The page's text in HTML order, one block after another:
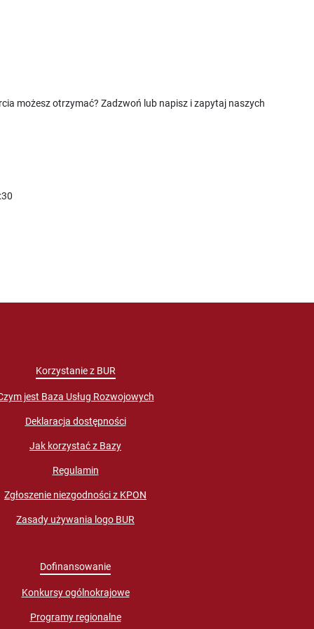
możesz otrzymać? Zadzwoń lub napisz i zapytaj naszych
Korzystanie z BUR
jest Baza Usług Rozwojowych
Deklaracja dostępności
Jak korzystać z Bazy
Regulamin
Zgłoszenie niezgodności z KPON
Zasady używania logo BUR
Dofinansowanie
Konkursy ogólnokrajowe
Programy regionalne